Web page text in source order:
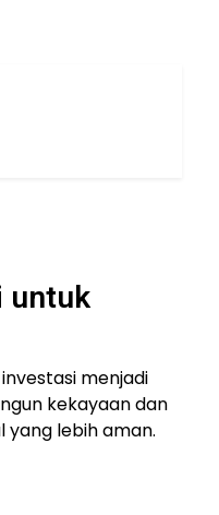
untuk
menjadi
kekayaan dan
yang lebih aman.